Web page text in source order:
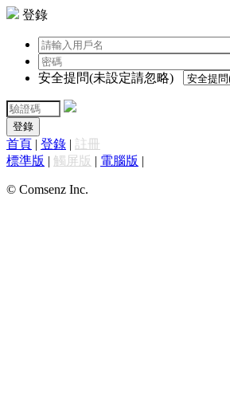
登錄
安全提問(未設定請忽略)
登錄
首頁 | 登錄 | 註冊
標準版 | 觸屏版 | 電腦版 |
© Comsenz Inc.